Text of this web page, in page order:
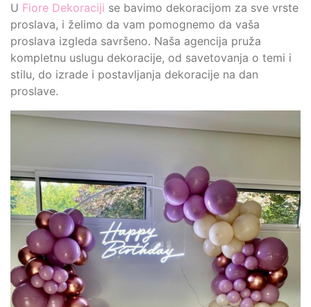
U Fiore Dekoraciji se bavimo dekoracijom za sve vrste
proslava, i želimo da vam pomognemo da vaša
proslava izgleda savršeno. Naša agencija pruža
kompletnu uslugu dekoracije, od savetovanja o temi i
stilu, do izrade i postavljanja dekoracije na dan
proslave.